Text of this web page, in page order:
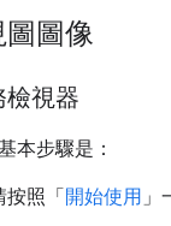
圖像
檢視器
本步驟是：
按照「開始使用 」